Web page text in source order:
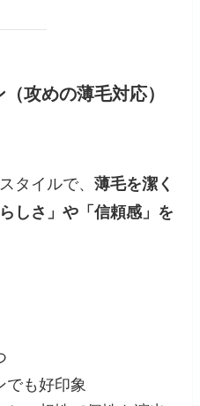
攻めの薄毛対応）
タイルで、薄毛を潔く
しさ」や「信頼感」を
でも好印象